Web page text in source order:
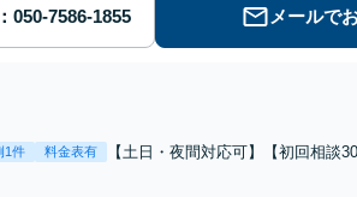
メールで
1件 料金表有
【土日・夜間対応可】【初回相談